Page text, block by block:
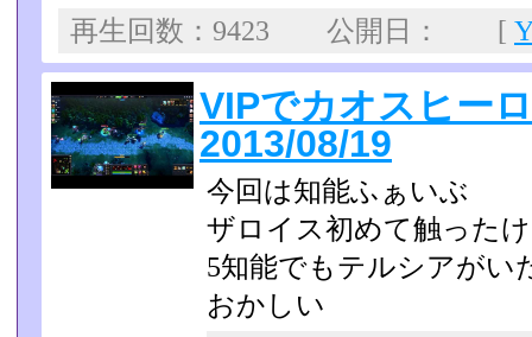
再生回数：9423 公開日： [
VIPでカオスヒー
2013/08/19
今回は知能ふぁいぶ
ザロイス初めて触った
5知能でもテルシアがい
おかしい